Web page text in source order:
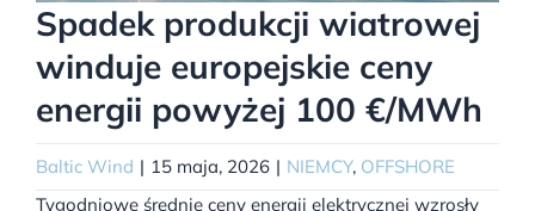
Spadek produkcji wiatrowej
winduje europejskie ceny
energii powyżej 100 €/MWh
Baltic Wind | 15 maja, 2026 | NIEMCY, OFFSHORE
Tygodniowe średnie ceny energii elektrycznej wzrosły